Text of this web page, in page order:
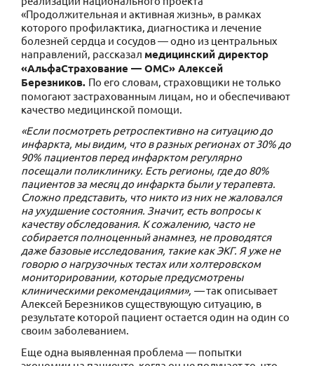
«Продолжительная и активная жизнь», в рамках
которого профилактика, диагностика и лечение
болезней сердца и сосудов — одно из центральных
направлений, рассказал медицинский директор
«АльфаСтрахование — ОМС» Алексей
Березников. По его словам, страховщики не только
помогают застрахованным лицам, но и обеспечивают
качество медицинской помощи.
«Если посмотреть ретроспективно на ситуацию до
инфаркта, мы видим, что в разных регионах от 30% до
90% пациентов перед инфарктом регулярно
посещали поликлинику. Есть регионы, где до 80%
пациентов за месяц до инфаркта были у терапевта.
Сложно представить, что никто из них не жаловался
на ухудшение состояния. Значит, есть вопросы к
качеству обследования. К сожалению, часто не
собирается полноценный анамнез, не проводятся
даже базовые исследования, такие как ЭКГ. Я уже не
говорю о нагрузочных тестах или холтеровском
мониторировании, которые предусмотрены
клиническими рекомендациями», —так описывает
Алексей Березников существующую ситуацию, в
результате которой пациент остается один на один со
своим заболеванием.
Еще одна выявленная проблема — попытки